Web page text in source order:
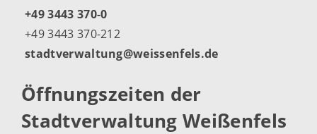
+49 3443 370-0
+49 3443 370-212
stadtverwaltung@weissenfels.de
Öffnungszeiten der
Stadtverwaltung Weißenfels